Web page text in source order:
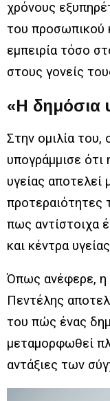
χρόνους
του προσωπικού
εμπειρία τόσο
στους γονείς
«Η δημόσια
Στην ομιλία
υπογράμμισε
υγείας αποτελεί
προτεραιότητες
πως αντίστοιχα
και κέντρα
Όπως ανέφερε, η
Πεντέλης
του πώς ένας
μεταμορφωθεί
αντάξιες των